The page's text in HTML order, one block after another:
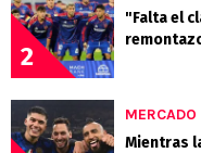
2
"Falta el
MERCADO
Mientras